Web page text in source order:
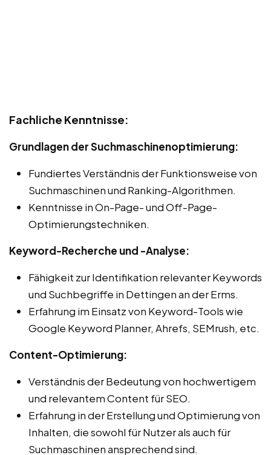
Fachliche Kenntnisse:
Grundlagen der Suchmaschinenoptimierung:
Fundiertes Verständnis der Funktionsweise von
Suchmaschinen und Ranking-Algorithmen.
Kenntnisse in On-Page- und Off-Page-
Optimierungstechniken.
Keyword-Recherche und -Analyse:
Fähigkeit zur Identifikation relevanter Keywords
und Suchbegriffe in Dettingen an der Erms.
Erfahrung im Einsatz von Keyword-Tools wie
Google Keyword Planner, Ahrefs, SEMrush, etc.
Content-Optimierung:
Verständnis der Bedeutung von hochwertigem
und relevantem Content für SEO.
Erfahrung in der Erstellung und Optimierung von
Inhalten, die sowohl für Nutzer als auch für
Suchmaschinen ansprechend sind.